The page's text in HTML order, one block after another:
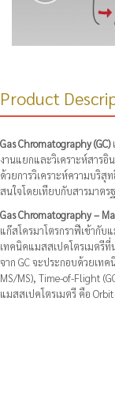
Product
Gas Chromatography (GC)
งานแยกและวิเคราะห์สาร
ด้วยการวิเคราะห์ความบริสุ
สนใจโดยเทียบกับสารมาตร
Gas Chromatography –
แก๊สโครมาโตรกราฟีเข้ากับ
เทคนิคแมสสเปคโตรเมตรีที่
จาก GC จะประกอบด้วยเทค
MS/MS), Time-of-Flight
แมสสเปคโตรเมตรี คือ